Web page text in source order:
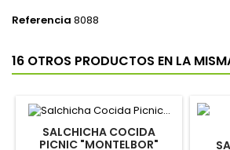
Referencia 8088
16 OTROS PRODUCTOS EN LA
SALCHICHA COCIDA
PICNIC "MONTELBOR"